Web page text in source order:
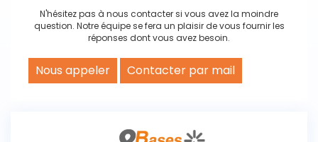
N'hésitez pas à nous contacter si vous avez la moindre
question. Notre équipe se fera un plaisir de vous fournir les
réponses dont vous avez besoin.
Nous appeler Contacter par mail